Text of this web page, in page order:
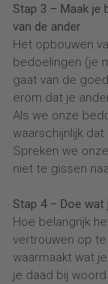
Stap 3 – Maak je
van de ander
Het opbouwen
bedoelingen (je
gaat van de
erom dat je
Als we onze
waarschijnlijk
Spreken we
niet te gissen
Stap 4 – Doe
Hoe belangrijk
vertrouwen op
waarmaakt wat
je daad bij